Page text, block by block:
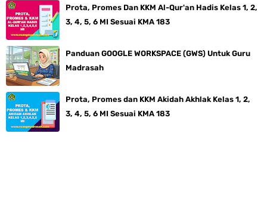
Prota, Promes Dan KKM Al-Qur'an Hadis Kelas 1, 2,
3, 4, 5, 6 MI Sesuai KMA 183
Panduan GOOGLE WORKSPACE (GWS) Untuk Guru
Madrasah
Prota, Promes dan KKM Akidah Akhlak Kelas 1, 2,
3, 4, 5, 6 MI Sesuai KMA 183